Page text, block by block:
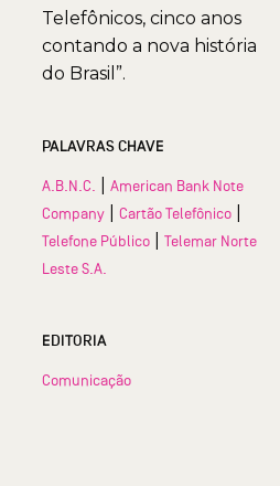
Telefônicos, cinco anos
contando a nova história
do Brasil”.
PALAVRAS CHAVE
A.B.N.C.
American Bank Note
Company
Cartão Telefônico
Telefone Público
Telemar Norte
Leste S.A.
EDITORIA
Comunicação